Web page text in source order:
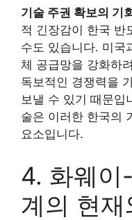
기술 주권 확보의 기
적 긴장감이 한국 반
수도 있습니다. 미국
체 공급망을 강화하
독보적인 경쟁력을
보낼 수 있기 때문입
술은 이러한 한국의
요소입니다.
4. 화웨이
계의 현